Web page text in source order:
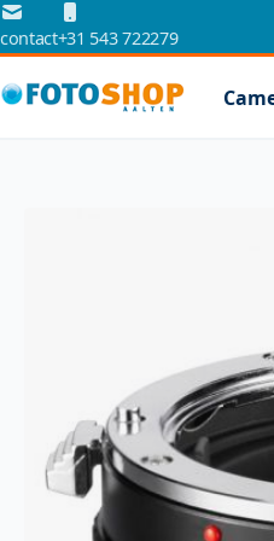
Ga naar de inhoud
contact+31 543 722279